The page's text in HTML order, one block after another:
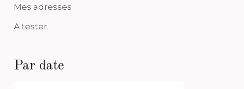
Mes adresses
A tester
Par date